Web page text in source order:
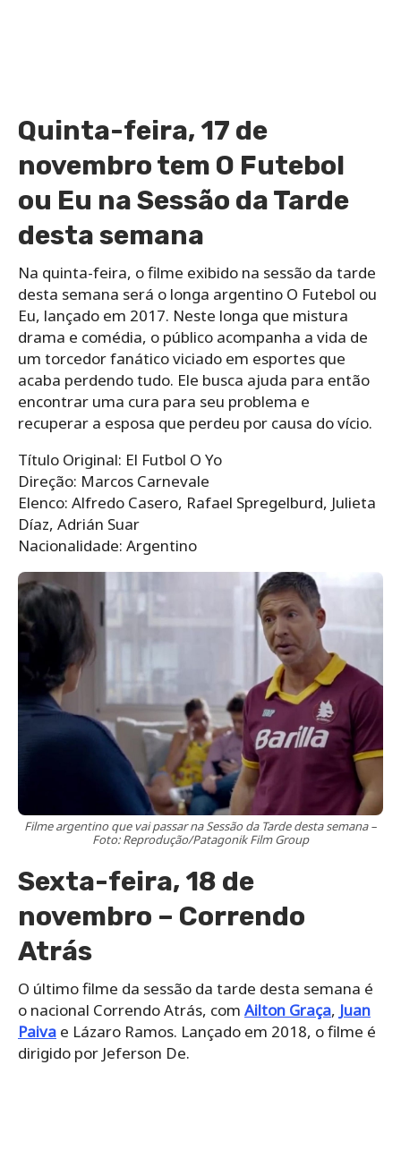
Quinta-feira, 17 de
novembro tem O Futebol
ou Eu na Sessão da Tarde
desta semana
Na quinta-feira, o filme exibido na sessão da tarde
desta semana será o longa argentino O Futebol ou
Eu, lançado em 2017. Neste longa que mistura
drama e comédia, o público acompanha a vida de
um torcedor fanático viciado em esportes que
acaba perdendo tudo. Ele busca ajuda para então
encontrar uma cura para seu problema e
recuperar a esposa que perdeu por causa do vício.
Título Original: El Futbol O Yo
Direção: Marcos Carnevale
Elenco: Alfredo Casero, Rafael Spregelburd, Julieta
Díaz, Adrián Suar
Nacionalidade: Argentino
Filme argentino que vai passar na Sessão da Tarde desta semana –
Foto: Reprodução/Patagonik Film Group
Sexta-feira, 18 de
novembro – Correndo
Atrás
O último filme da sessão da tarde desta semana é
o nacional Correndo Atrás, com Ailton Graça, Juan
Paiva e Lázaro Ramos. Lançado em 2018, o filme é
dirigido por Jeferson De.